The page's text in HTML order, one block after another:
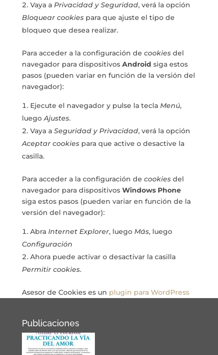
Vaya a Privacidad y Seguridad, verá la opción
Bloquear cookiespara que ajuste el tipo de
bloqueo que desea realizar.
Para acceder a la configuración de cookiesdel
navegador para dispositivos Android siga estos
pasos (pueden variar en función de la versión del
navegador):
Ejecute el navegador y pulse la tecla Menú,
luegoAjustes.
Vaya a Seguridad y Privacidad, verá la opción
Aceptar cookiespara que active o desactive la
casilla.
Para acceder a la configuración de cookiesdel
navegador para dispositivos Windows Phone
siga estos pasos (pueden variar en función de la
versión del navegador):
Abra Internet Explorer, luego Más, luego
Configuración
Ahora puede activar o desactivar la casilla
Permitir cookies.
Asesor de Cookies es un plugin para WordPress
Publicaciones